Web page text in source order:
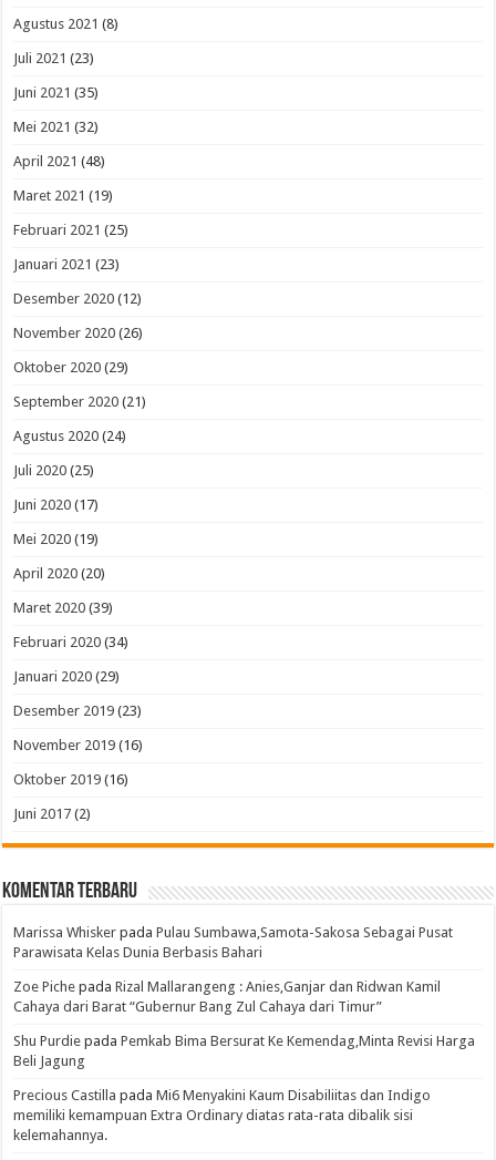
Agustus 2021 (8)
Juli 2021 (23)
Juni 2021 (35)
Mei 2021 (32)
April 2021 (48)
Maret 2021 (19)
Februari 2021 (25)
Januari 2021 (23)
Desember 2020 (12)
November 2020 (26)
Oktober 2020 (29)
September 2020 (21)
Agustus 2020 (24)
Juli 2020 (25)
Juni 2020 (17)
Mei 2020 (19)
April 2020 (20)
Maret 2020 (39)
Februari 2020 (34)
Januari 2020 (29)
Desember 2019 (23)
November 2019 (16)
Oktober 2019 (16)
Juni 2017 (2)
Komentar Terbaru
Marissa Whisker padaPulau Sumbawa,Samota-Sakosa Sebagai Pusat
Parawisata Kelas Dunia Berbasis Bahari
Zoe Piche padaRizal Mallarangeng : Anies,Ganjar dan Ridwan Kamil
Cahaya dari Barat “Gubernur Bang Zul Cahaya dari Timur”
Shu Purdie padaPemkab Bima Bersurat Ke Kemendag,Minta Revisi Harga
Beli Jagung
Precious Castilla padaMi6 Menyakini Kaum Disabiliitas dan Indigo
memiliki kemampuan Extra Ordinary diatas rata-rata dibalik sisi
kelemahannya.